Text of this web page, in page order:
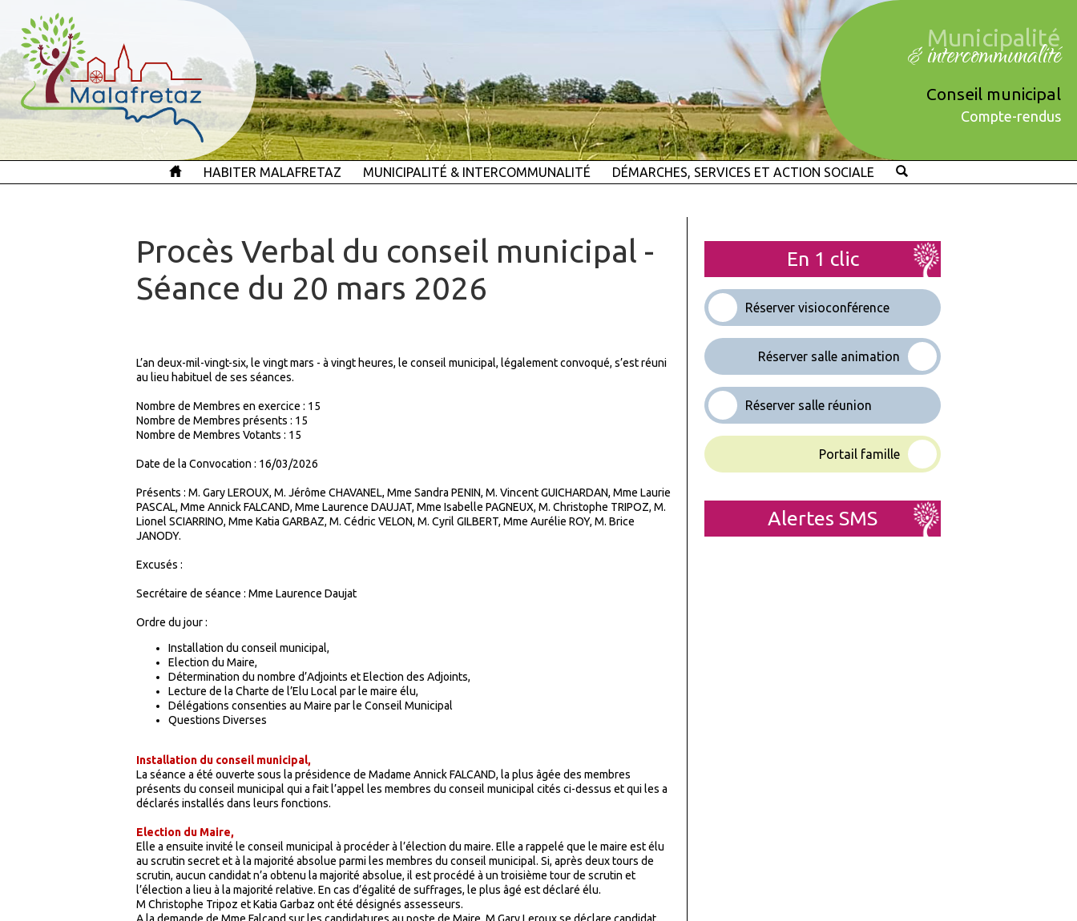
Municipalité
& intercommunalité
Conseil municipal
Compte-rendus
HABITER MALAFRETAZ MUNICIPALITÉ & INTERCOMMUNALITÉ DÉMARCHES, SERVICES ET ACTION SOCIALE
Procès Verbal du conseil municipal -
Séance du 20 mars 2026
L’an deux-mil-vingt-six, le vingt mars - à vingt heures, le conseil municipal, légalement convoqué, s’est réuni
au lieu habituel de ses séances.
Nombre de Membres en exercice : 15
Nombre de Membres présents : 15
Nombre de Membres Votants : 15
Date de la Convocation : 16/03/2026
Présents : M. Gary LEROUX, M. Jérôme CHAVANEL, Mme Sandra PENIN, M. Vincent GUICHARDAN, Mme Laurie
PASCAL, Mme Annick FALCAND, Mme Laurence DAUJAT, Mme Isabelle PAGNEUX, M. Christophe TRIPOZ, M.
Lionel SCIARRINO, Mme Katia GARBAZ, M. Cédric VELON, M. Cyril GILBERT, Mme Aurélie ROY, M. Brice
JANODY.
Excusés :
Secrétaire de séance : Mme Laurence Daujat
Ordre du jour :
Installation du conseil municipal,
Election du Maire,
Détermination du nombre d’Adjoints et Election des Adjoints,
Lecture de la Charte de l’Elu Local par le maire élu,
Délégations consenties au Maire par le Conseil Municipal
Questions Diverses
Installation du conseil municipal,
La séance a été ouverte sous la présidence de Madame Annick FALCAND, la plus âgée des membres
présents du conseil municipal qui a fait l’appel les membres du conseil municipal cités ci-dessus et qui les a
déclarés installés dans leurs fonctions.
Election du Maire,
Elle a ensuite invité le conseil municipal à procéder à l’élection du maire. Elle a rappelé que le maire est élu
au scrutin secret et à la majorité absolue parmi les membres du conseil municipal. Si, après deux tours de
scrutin, aucun candidat n’a obtenu la majorité absolue, il est procédé à un troisième tour de scrutin et
l’élection a lieu à la majorité relative. En cas d’égalité de suffrages, le plus âgé est déclaré élu.
M Christophe Tripoz et Katia Garbaz ont été désignés assesseurs.
En 1 clic
Réserver visioconférence
Réserver salle animation
Réserver salle réunion
Portail famille
Alertes SMS